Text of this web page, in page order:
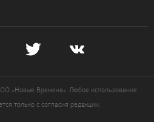
«Новые Времена». Любое использование
только с согласия редакции.